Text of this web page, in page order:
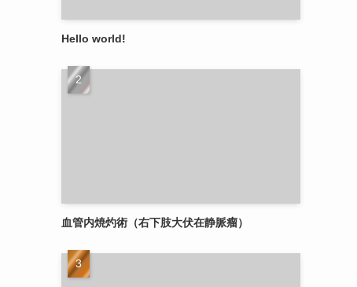
Hello world!
血管内焼灼術（右下肢大伏在静脈瘤）